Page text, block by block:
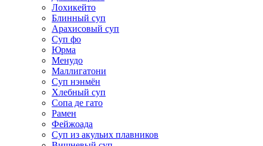
Лохикейто
Блинный суп
Арахисовый суп
Суп фо
Юрма
Менудо
Маллигатони
Суп нэнмён
Хлебный суп
Сопа де гато
Рамен
Фейжоада
Суп из акульих плавников